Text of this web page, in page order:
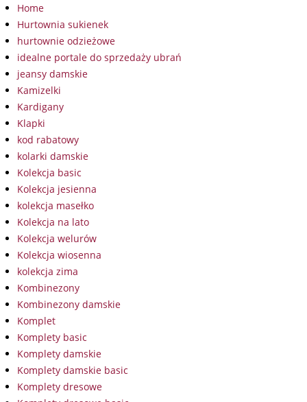
Home
Hurtownia sukienek
hurtownie odzieżowe
idealne portale do sprzedaży ubrań
jeansy damskie
Kamizelki
Kardigany
Klapki
kod rabatowy
kolarki damskie
Kolekcja basic
Kolekcja jesienna
kolekcja masełko
Kolekcja na lato
Kolekcja welurów
Kolekcja wiosenna
kolekcja zima
Kombinezony
Kombinezony damskie
Komplet
Komplety basic
Komplety damskie
Komplety damskie basic
Komplety dresowe